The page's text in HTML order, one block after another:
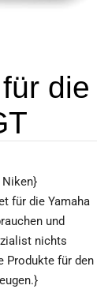
die
Niken}
für die Yamaha
und
nichts
Produkte für den